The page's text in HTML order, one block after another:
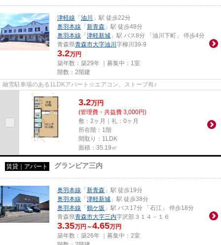
津軽線 「 油川
」駅 徒歩22分
奥羽本線 「 新青森 」駅 徒歩48分
奥羽本線 「 津軽新城 」駅 バス8分 「油川下町」 停歩4分
青森県青森市大字油川 字柳川39-9
3.2万円
築年数：築29年 ｜募集中： 1室
階数：2階建
融雪駐車場のある1LDKアパート☆エアコン、ストーブ有♪
3.2万円
(管理費・共益費 3,000円)
敷：2ヶ月｜礼：0ヶ月
所在階：1階
間取り：1LDK
面積：35.19㎡
賃貸｜アパート グランビア三内
奥羽本線 「 新青森 」駅 徒歩19分
奥羽本線 「 津軽新城 」駅 徒歩38分
奥羽本線 「 鶴ケ坂 」駅 バス17分 「石江」 停歩18分
青森県青森市大字三内字沢部３１４－１６
3.35万円～4.65万円
築年数：築26年 ｜募集中： 2室